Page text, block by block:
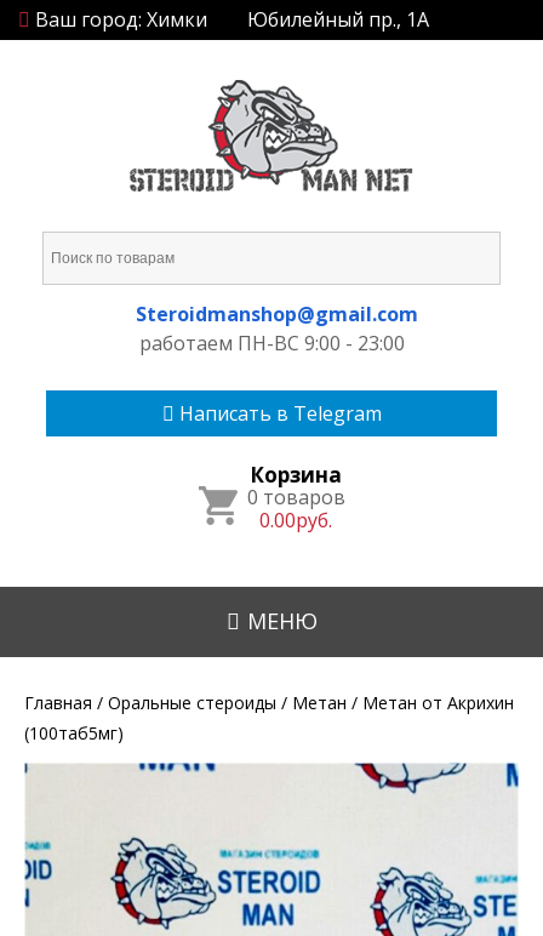
Ваш город: Химки Юбилейный пр., 1А
Steroidmanshop@gmail.com
работаем ПН-ВС 9:00 - 23:00
Написать в Telegram
Корзина
0 товаров
0.00руб.
МЕНЮ
Главная / Оральные стероиды / Метан / Метан от Акрихин
(100таб5мг)